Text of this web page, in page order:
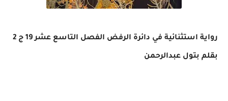
رواية استثنائية في دائرة الرفض الفصل التاسع عشر 19 ج 2
بقلم بتول عبدالرحمن